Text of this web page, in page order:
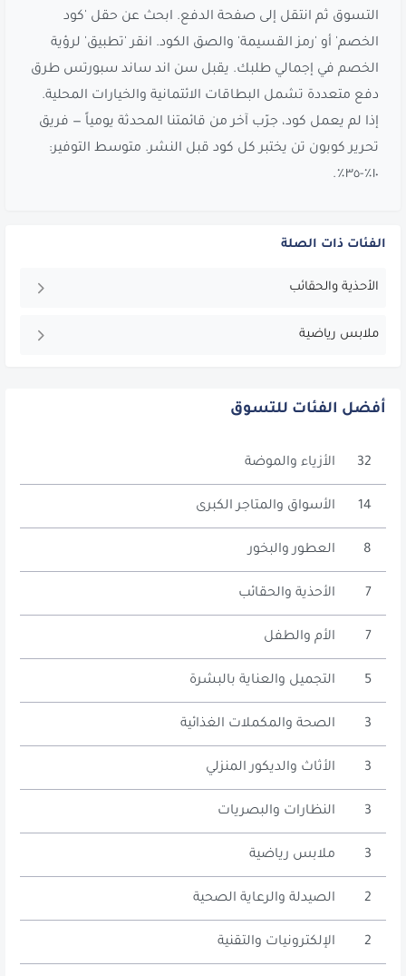
التسوق ثم انتقل إلى صفحة الدفع. ابحث عن حقل 'كود
الخصم' أو 'رمز القسيمة' والصق الكود. انقر 'تطبيق' لرؤية
الخصم في إجمالي طلبك. يقبل سن اند ساند سبورتس طرق
دفع متعددة تشمل البطاقات الائتمانية والخيارات المحلية.
إذا لم يعمل كود، جرّب آخر من قائمتنا المحدثة يومياً — فريق
تحرير كوبون تن يختبر كل كود قبل النشر. متوسط التوفير:
الفئات ذات الصلة
الأحذية والحقائب
ملابس رياضية
أفضل الفئات للتسوق
الأزياء والموضة 32
الأسواق والمتاجر الكبرى 14
العطور والبخور 8
الأحذية والحقائب
الأم والطفل
التجميل والعناية بالبشرة 5
الصحة والمكملات الغذائية 3
الأثاث والديكور المنزلي 3
النظارات والبصريات 3
ملابس رياضية 3
الصيدلة والرعاية الصحية 2
الإلكترونيات والتقنية 2